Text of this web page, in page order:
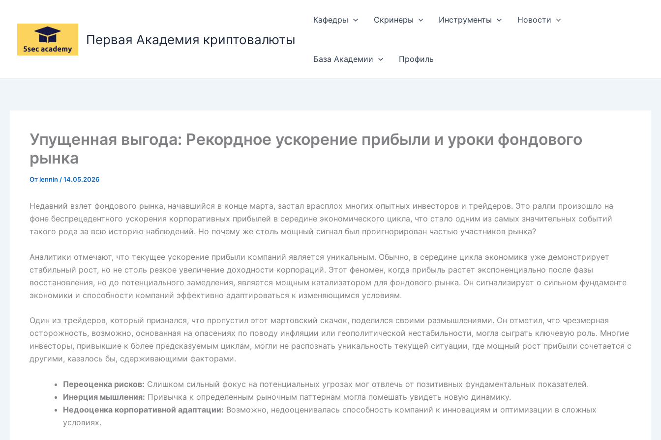
содержимому
Первая Академия криптовалюты
Кафедры Скринеры Инструменты Новости
База Академии Профиль
Упущенная выгода: Рекордное ускорение прибыли и уроки фондового
рынка
Отlennin /14.05.2026
Недавний взлет фондового рынка, начавшийся в конце марта, застал врасплох многих опытных инвесторов и трейдеров. Это ралли произошло на
фоне беспрецедентного ускорения корпоративных прибылей в середине экономического цикла, что стало одним из самых значительных событий
такого рода за всю историю наблюдений. Но почему же столь мощный сигнал был проигнорирован частью участников рынка?
Аналитики отмечают, что текущее ускорение прибыли компаний является уникальным. Обычно, в середине цикла экономика уже демонстрирует
стабильный рост, но не столь резкое увеличение доходности корпораций. Этот феномен, когда прибыль растет экспоненциально после фазы
восстановления, но до потенциального замедления, является мощным катализатором для фондового рынка. Он сигнализирует о сильном фундаменте
экономики и способности компаний эффективно адаптироваться к изменяющимся условиям.
Один из трейдеров, который признался, что пропустил этот мартовский скачок, поделился своими размышлениями. Он отметил, что чрезмерная
осторожность, возможно, основанная на опасениях по поводу инфляции или геополитической нестабильности, могла сыграть ключевую роль. Многие
инвесторы, привыкшие к более предсказуемым циклам, могли не распознать уникальность текущей ситуации, где мощный рост прибыли сочетается с
другими, казалось бы, сдерживающими факторами.
Переоценка рисков: Слишком сильный фокус на потенциальных угрозах мог отвлечь от позитивных фундаментальных показателей.
Инерция мышления: Привычка к определенным рыночным паттернам могла помешать увидеть новую динамику.
Недооценка корпоративной адаптации: Возможно, недооценивалась способность компаний к инновациям и оптимизации в сложных
условиях.